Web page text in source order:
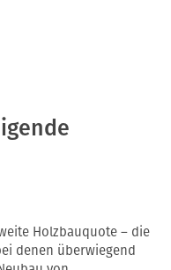
Holzbauquote – die
denen überwiegend